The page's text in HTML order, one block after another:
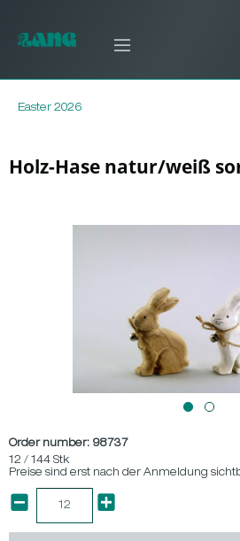
Easter 2026
Holz-Hase natur/weiß
Order number: 98737
12 / 144 Stk
Preise sind erst nach der Anmeldung